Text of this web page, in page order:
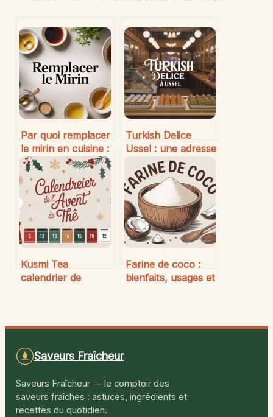
Par quoi remplacer
le mirin en cuisine :
alternatives et
conseils pratiques
Turkish Delice
Ussel : une adresse
incontournable
pour la
gourmandise
orientale
Kusmi Tea
calendrier de
ou à s’offrir
Farine de coco :
bienfaits, usages et
Saveurs Fraîcheur
Saveurs Fraîcheur — le comptoir des
saveurs fraîches : astuces, ingrédients et
recettes du quotidien.